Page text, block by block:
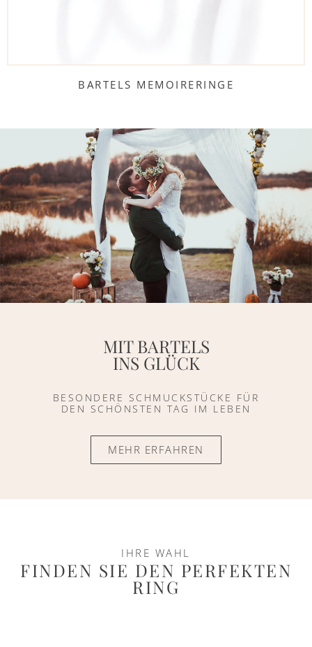
BARTELS MEMOIRERINGE
MIT BARTELS
INS GLÜCK
BESONDERE SCHMUCKSTÜCKE FÜR
DEN SCHÖNSTEN TAG IM LEBEN
MEHR ERFAHREN
IHRE WAHL
FINDEN SIE DEN PERFEKTEN
RING